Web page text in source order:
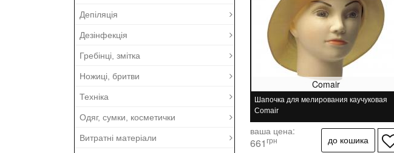
Депіляція
Дезінфекція
Гребінці, змітка
Ножиці, бритви
Техніка
Одяг, сумки, косметички
Витратні матеріали
Comair
Шапочка для мелирования каучуковая
Comair
ваша цена:
661грн